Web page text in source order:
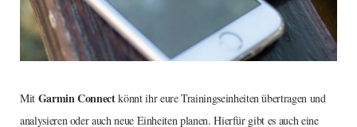
Mit Garmin Connectkönnt ihr eure Trainingseinheiten übertragen und
analysieren oder auch neue Einheiten planen. Hierfür gibt es auch eine